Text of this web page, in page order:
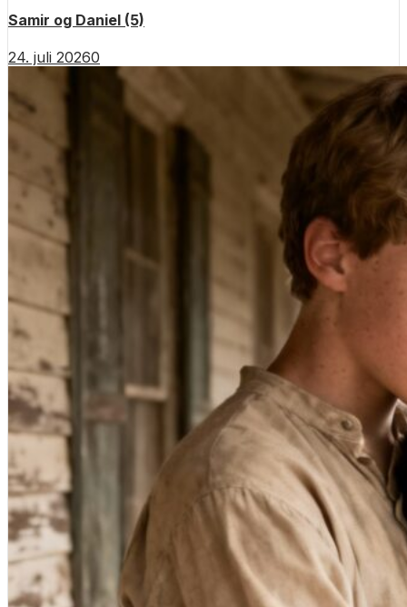
Samir og Daniel (5)
24. juli 20260